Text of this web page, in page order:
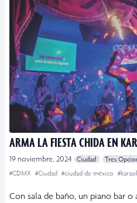
ARMA LA FIESTA CHIDA EN
19 noviembre, 2024 Ciudad
Tres
#CDMX #Ciudad #ciudad de méxico
Con sala de baño, un piano bar